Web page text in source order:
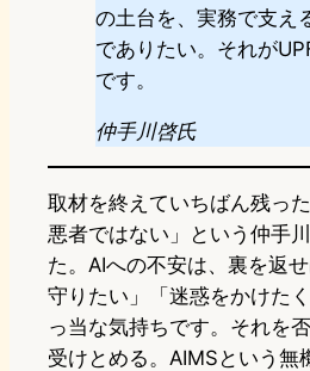
の土台を、実務で支え
でありたい。それが
です。
仲手川啓氏
取材を終えていちばん残っ
悪者ではない」という仲手
た。AIへの不安は、裏を返
守りたい」「迷惑をかけた
っ当な気持ちです。それを
受けとめる。AIMSという無